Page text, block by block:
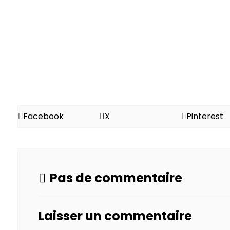
Facebook X Pinterest
Pas de commentaire
Laisser un commentaire